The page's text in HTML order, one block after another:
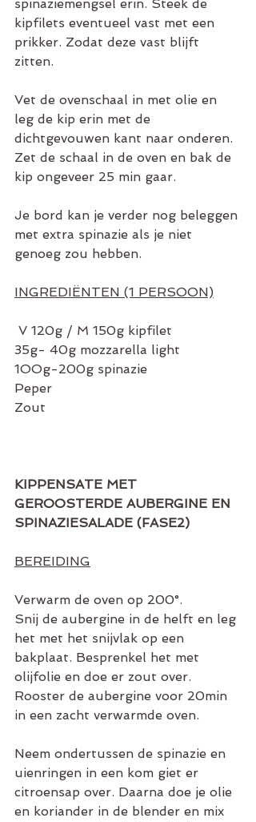
spinaziemengsel erin. Steek de
kipfilets eventueel vast met een
prikker. Zodat deze vast blijft
zitten.
Vet de ovenschaal in met olie en
leg de kip erin met de
dichtgevouwen kant naar onderen.
Zet de schaal in de oven en bak de
kip ongeveer 25 min gaar.
Je bord kan je verder nog beleggen
met extra spinazie als je niet
genoeg zou hebben.
INGREDIËNTEN (1 PERSOON)
V 120g / M 150g kipfilet
35g- 40g mozzarella light
1OOg-200g spinazie
Peper
Zout
KIPPENSATE MET
GEROOSTERDE AUBERGINE EN
SPINAZIESALADE (FASE2)
BEREIDING
Verwarm de oven op 200°.
Snij de aubergine in de helft en leg
het met het snijvlak op een
bakplaat. Besprenkel het met
olijfolie en doe er zout over.
Rooster de aubergine voor 20min
in een zacht verwarmde oven.
Neem ondertussen de spinazie en
uienringen in een kom giet er
citroensap over. Daarna doe je olie
en koriander in de blender en mix